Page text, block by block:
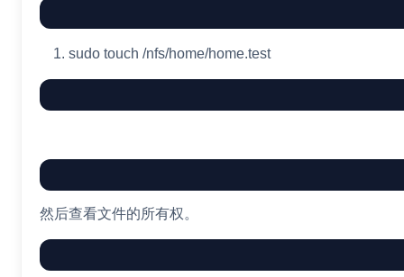
sudo touch /nfs/home/home.test
然后查看文件的所有权。